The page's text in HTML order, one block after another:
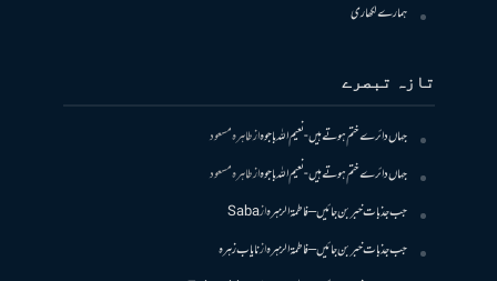
ہمارے لکھاری
تازہ تبصرے
جہاں دائرے ختم ہوتے ہیں- نعیم اللہ باجوہازطاہرہ مسعود
جہاں دائرے ختم ہوتے ہیں- نعیم اللہ باجوہازطاہرہ مسعود
جب جذبات خبر بن جائیں – فاطمۃالزہرہازSaba
جب جذبات خبر بن جائیں – فاطمۃالزہرہازنایاب زہرہ